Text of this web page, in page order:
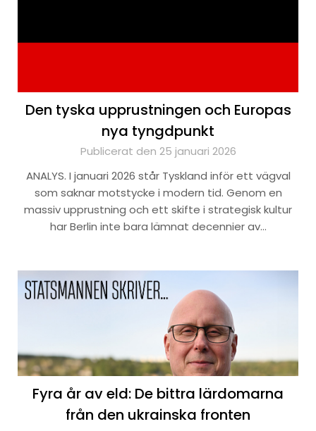
Den tyska upprustningen och Europas
nya tyngdpunkt
Publicerat den 25 januari 2026
ANALYS. I januari 2026 står Tyskland inför ett vägval
som saknar motstycke i modern tid. Genom en
massiv upprustning och ett skifte i strategisk kultur
har Berlin inte bara lämnat decennier av…
Fyra år av eld: De bittra lärdomarna
från den ukrainska fronten